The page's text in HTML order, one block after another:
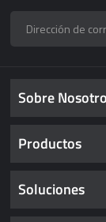
Sobre
Productos
Soluciones